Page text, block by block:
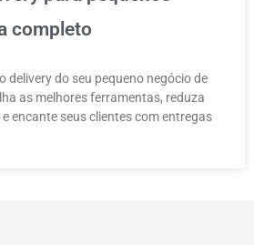
completo
delivery do seu pequeno negócio de
as melhores ferramentas, reduza
encante seus clientes com entregas